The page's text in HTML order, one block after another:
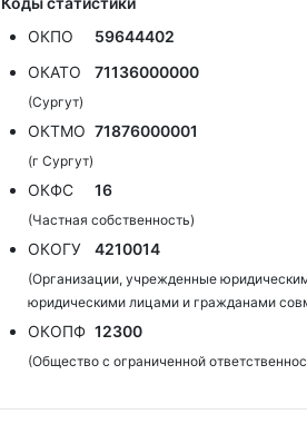
ОКПО
59644402
ОКАТО
71136000000
(Сургут)
ОКТМО 71876000001
(г Сургут)
ОКФС 16
(Частная собственность)
ОКОГУ 4210014
(Организации, учрежденные
юридическими лицами и гражданами
ОКОПФ 12300
(Общество с ограниченной